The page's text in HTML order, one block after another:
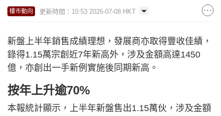
樓市動向 更新時間：10:53 2026-07-08 HKT
新盤上半年銷售成績理想，發展商亦取得豐收佳績，
錄得1.15萬宗創近7年新高外，涉及金額高達1450
億，亦創出一手新例實施後同期新高。
按年上升逾70%
本報統計顯示，上半年新盤售出1.15萬伙，涉及金額